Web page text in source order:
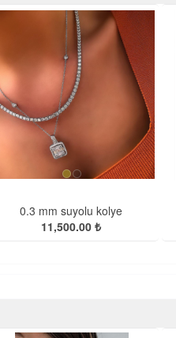
0.3 mm suyolu kolye
11,500.00 ₺